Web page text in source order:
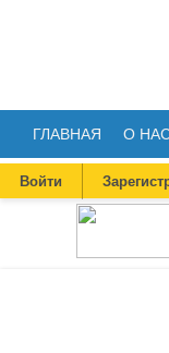
ГЛАВНАЯ О
Войти